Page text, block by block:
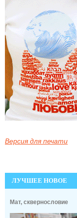
Версия для печати
ЛУЧШЕЕ НОВОЕ
Мат, сквернословие